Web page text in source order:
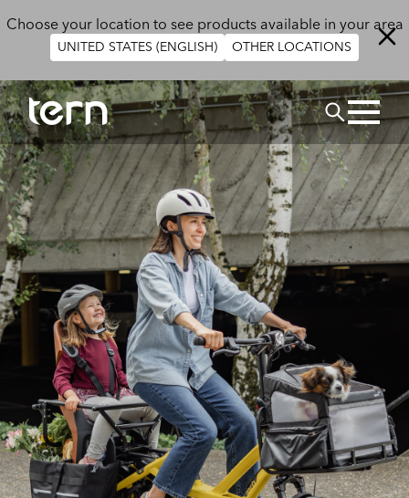
Choose your location to see products available in your area
UNITED STATES (ENGLISH) OTHER LOCATIONS
Rechercher